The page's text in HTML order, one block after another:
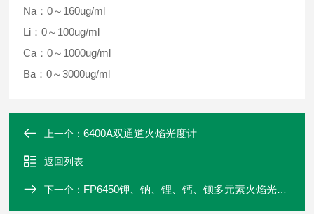
Na：0～160ug/ml
Li：0～100ug/ml
Ca：0～1000ug/ml
Ba：0～3000ug/ml
上一个：6400A双通道火焰光度计
返回列表
下一个： FP6450钾、钠、锂、钙、钡多元素火焰光度计